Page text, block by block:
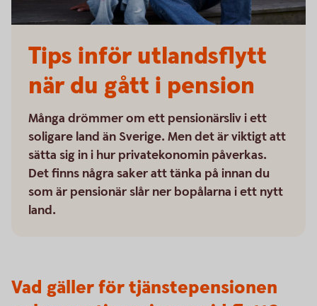
Tips inför utlandsflytt
när du gått i pension
Många drömmer om ett pensionärsliv i ett
soligare land än Sverige. Men det är viktigt att
sätta sig in i hur privatekonomin påverkas.
Det finns några saker att tänka på innan du
som är pensionär slår ner bopålarna i ett nytt
land.
Vad gäller för tjänstepensionen